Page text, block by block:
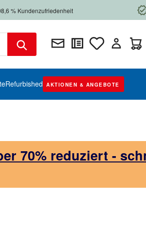
% Kundenzufriedenheit
Refurbished AKTIONEN & ANGEBOTE
70% reduziert -